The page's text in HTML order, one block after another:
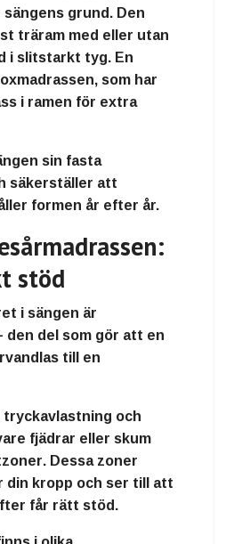
sängens grund. Den
träram med eller utan
i slitstarkt tyg. En
, som har
i ramen för extra
sin fasta
säkerställer att
formen år efter år.
stöd
i sängen är
den del som gör att en
till en
tryckavlastning och
fjädrar eller skum
. Dessa zoner
din kropp och ser till att
får rätt stöd.